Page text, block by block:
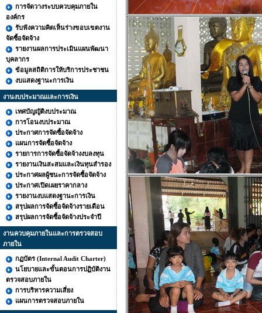
การจัดวางระบบควบคุมภายใน
องค์กร
รับฟังความคิดเห็นร่างขอบเขตงาน
จัดซื้อจัดจ้าง
รายงานผลการประเมินแผนพัฒนา
บุคลากร
ข้อมูลสถิติการให้บริการประชาชน
งบแสดงฐานะการเงิน
งานงบประมาณและการเงิน
เทศบัญญัติงบประมาณ
การโอนงบประมาณ
ประกาศการจัดซื้อจัดจ้าง
แผนการจัดซื้อจัดจ้าง
รายการการจัดซื้อจัดจ้างงบลงทุน
รายงานเงินสะสมและเงินทุนสำรอง
ประกาศผลผู้ชนะการจัดซื้อจัดจ้าง
ประกาศเปิดเผยราคากลาง
รายงานงบแสดงฐานะการเงิน
สรุปผลการจัดซื้อจัดจ้างรายเดือน
สรุปผลการจัดซื้อจัดจ้างประจำปี
งานควบคุมภายในและการตรวจสอบ
ภายใน
กฏบัตร (Internal Audit Charter)
นโยบายและขั้นตอนการปฏิบัติงาน
ตรวจสอบภายใน
การบริหารความเสี่ยง
แผนการตรวจสอบภายใน